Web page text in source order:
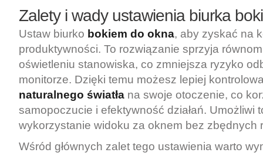
Zalety i wady ustawienia biurka
Ustaw biurko bokiem do okna, aby zyskać na
produktywności. To rozwiązanie sprzyja
oświetleniu stanowiska, co zmniejsza ryzyko
monitorze. Dzięki temu możesz lepiej
naturalnego światła na swoje otoczenie, co
samopoczucie i efektywność działań. Umożliwi
wykorzystanie widoku za oknem bez zbędnych
Wśród głównych zalet tego ustawienia warto